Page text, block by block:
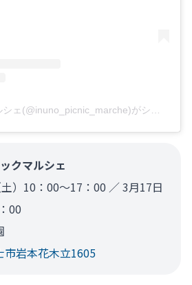
クマルシェ
土）10：00～17：00 ／ 3月17日
00
市岩本花木立1605